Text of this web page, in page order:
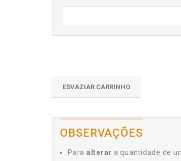
ESVAZIAR CARRINHO
OBSERVAÇÕES
Para alterar a quantidade de